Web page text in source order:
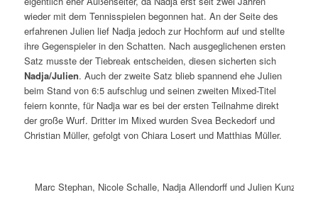
wieder mit dem Tennisspielen begonnen hat. An der Seite des
erfahrenen Julien lief Nadja jedoch zur Hochform auf und stellte
ihre Gegenspieler in den Schatten. Nach ausgeglichenen ersten
Satz musste der Tiebreak entscheiden, diesen sicherten sich
Nadja/Julien. Auch der zweite Satz blieb spannend ehe Julien
beim Stand von 6:5 aufschlug und seinen zweiten Mixed-Titel
feiern konnte, für Nadja war es bei der ersten Teilnahme direkt
der große Wurf. Dritter im Mixed wurden Svea Beckedorf und
Christian Müller, gefolgt von Chiara Losert und Matthias Müller.
Marc Stephan, Nicole Schalle, Nadja Allendorff und Julien Kunz im